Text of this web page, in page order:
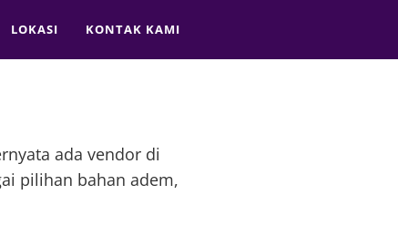
LOKASI KONTAK KAMI
ada vendor di
pilihan bahan adem,